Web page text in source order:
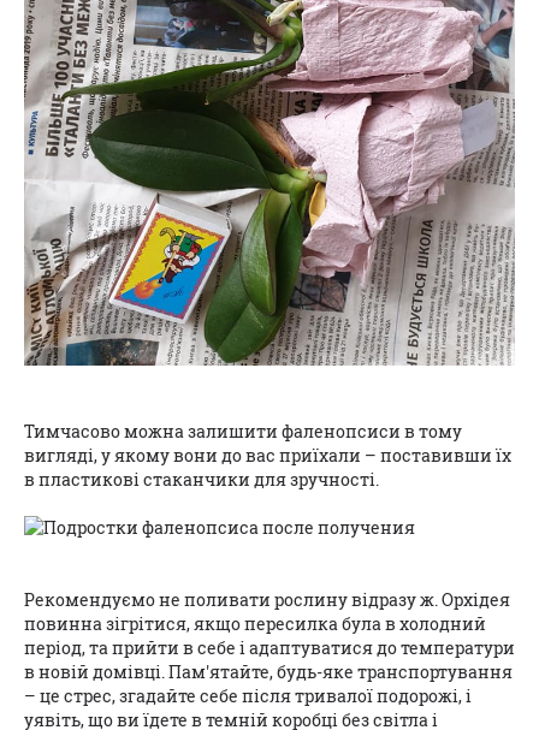
Тимчасово можна залишити фаленопсиси в тому
вигляді, у якому вони до вас приїхали – поставивши їх
в пластикові стаканчики для зручності.
Рекомендуємо не поливати рослину відразу ж. Орхідея
повинна зігрітися, якщо пересилка була в холодний
період, та прийти в себе і адаптуватися до температури
в новій домівці. Пам'ятайте, будь-яке транспортування
– це стрес, згадайте себе після тривалої подорожі, і
уявіть, що ви їдете в темній коробці без світла і